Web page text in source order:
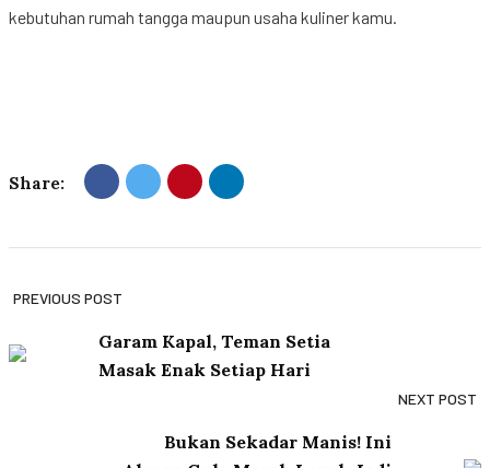
kebutuhan rumah tangga maupun usaha kulinerkamu.
Share:
PREVIOUS POST
Garam Kapal, Teman Setia
Masak Enak Setiap Hari
NEXT POST
Bukan Sekadar Manis! Ini